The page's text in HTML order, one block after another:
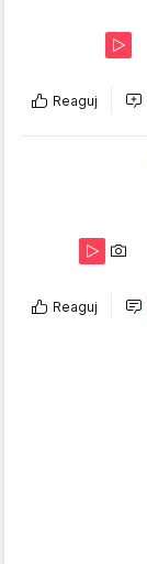
Reaguj
Reaguj